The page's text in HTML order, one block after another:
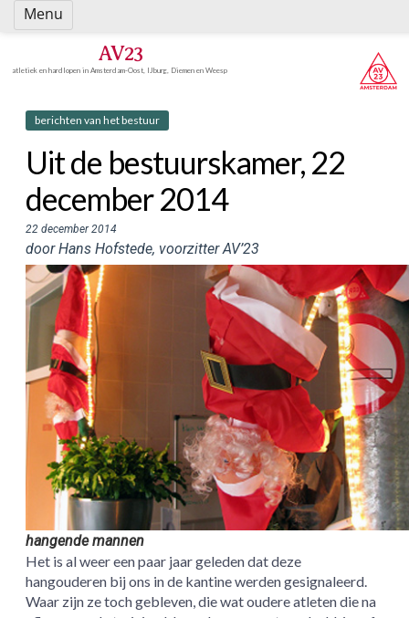
Spring
naar
AV23
atletiek en hardlopen in Amsterdam-Oost, IJburg, Diemen en Weesp
berichten van het bestuur
Uit de bestuurskamer, 22
december 2014
22 december 2014
door Hans Hofstede, voorzitter AV’23
hangende mannen
Het is al weer een paar jaar geleden dat deze
hangouderen bij ons in de kantine werden gesignaleerd.
Waar zijn ze toch gebleven, die wat oudere atleten die na
Menu